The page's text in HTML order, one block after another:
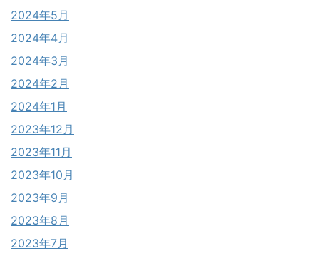
2024年5月
2024年4月
2024年3月
2024年2月
2024年1月
2023年12月
2023年11月
2023年10月
2023年9月
2023年8月
2023年7月